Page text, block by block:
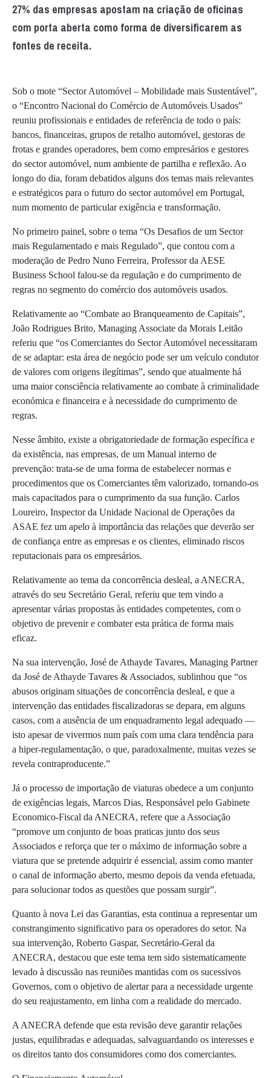
27% das empresas apostam na criação de oficinas
com porta aberta como forma de diversificarem as
fontes de receita.
Sob o mote “Sector Automóvel – Mobilidade mais Sustentável”,
o “Encontro Nacional do Comércio de Automóveis Usados”
reuniu profissionais e entidades de referência de todo o país:
bancos, financeiras, grupos de retalho automóvel, gestoras de
frotas e grandes operadores, bem como empresários e gestores
do sector automóvel, num ambiente de partilha e reflexão. Ao
longo do dia, foram debatidos alguns dos temas mais relevantes
e estratégicos para o futuro do sector automóvel em Portugal,
num momento de particular exigência e transformação.
No primeiro painel, sobre o tema “Os Desafios de um Sector
mais Regulamentado e mais Regulado”, que contou com a
moderação de Pedro Nuno Ferreira, Professor da AESE
Business School falou-se da regulação e do cumprimento de
regras no segmento do comércio dos automóveis usados.
Relativamente ao “Combate ao Branqueamento de Capitais”,
João Rodrigues Brito, Managing Associate da Morais Leitão
referiu que “os Comerciantes do Sector Automóvel necessitaram
de se adaptar: esta área de negócio pode ser um veículo condutor
de valores com origens ilegítimas”, sendo que atualmente há
uma maior consciência relativamente ao combate à criminalidade
económica e financeira e à necessidade do cumprimento de
regras.
Nesse âmbito, existe a obrigatoriedade de formação específica e
da existência, nas empresas, de um Manual interno de
prevenção: trata-se de uma forma de estabelecer normas e
procedimentos que os Comerciantes têm valorizado, tornando-os
mais capacitados para o cumprimento da sua função. Carlos
Loureiro, Inspector da Unidade Nacional de Operações da
ASAE fez um apelo à importância das relações que deverão ser
de confiança entre as empresas e os clientes, eliminado riscos
reputacionais para os empresários.
Relativamente ao tema da concorrência desleal, a ANECRA,
através do seu Secretário Geral, referiu que tem vindo a
apresentar várias propostas às entidades competentes, com o
objetivo de prevenir e combater esta prática de forma mais
eficaz.
Na sua intervenção, José de Athayde Tavares, Managing Partner
da José de Athayde Tavares & Associados, sublinhou que “os
abusos originam situações de concorrência desleal, e que a
intervenção das entidades fiscalizadoras se depara, em alguns
casos, com a ausência de um enquadramento legal adequado —
isto apesar de vivermos num país com uma clara tendência para
a hiper-regulamentação, o que, paradoxalmente, muitas vezes se
revela contraproducente.”
Já o processo de importação de viaturas obedece a um conjunto
de exigências legais, Marcos Dias, Responsável pelo Gabinete
Economico-Fiscal da ANECRA, refere que a Associação
“promove um conjunto de boas praticas junto dos seus
Associados e reforça que ter o máximo de informação sobre a
viatura que se pretende adquirir é essencial, assim como manter
o canal de informação aberto, mesmo depois da venda efetuada,
para solucionar todos as questões que possam surgir”.
Quanto à nova Lei das Garantias, esta continua a representar um
constrangimento significativo para os operadores do setor. Na
sua intervenção, Roberto Gaspar, Secretário-Geral da
ANECRA, destacou que este tema tem sido sistematicamente
levado à discussão nas reuniões mantidas com os sucessivos
Governos, com o objetivo de alertar para a necessidade urgente
do seu reajustamento, em linha com a realidade do mercado.
A ANECRA defende que esta revisão deve garantir relações
justas, equilibradas e adequadas, salvaguardando os interesses e
os direitos tanto dos consumidores como dos comerciantes.